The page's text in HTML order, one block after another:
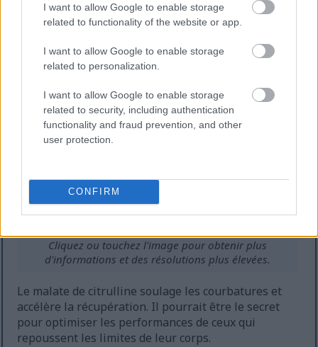
I want to allow Google to enable storage
related to functionality of the website or app.
I want to allow Google to enable storage
related to personalization.
I want to allow Google to enable storage
related to security, including authentication
functionality and fraud prevention, and other
user protection.
CONFIRM
Endurance accrue, permettant une intensité
plus élevée lors des séances d’entraînement.
Capsules de malate de citrulline déversées du flacon
Cliquez ou touchez l'image pour obtenir plus
d'informations et des résolutions plus élevées.
Le malate de citrulline soulage les courbatures et
accélère la récupération. Il pourrait être le secret
pour optimiser les performances de ceux qui
repoussent les limites de leur corps.